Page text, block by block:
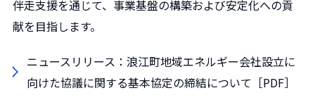
伴走支援を通じて、事業基盤の構築および安定化への貢
献を目指します。
ニュースリリース：浪江町地域エネルギー会社設立に
向けた協議に関する基本協定の締結について［PDF］